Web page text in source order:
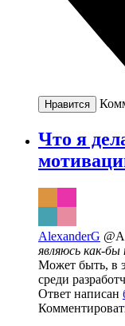
Нравится
Что я
AlexanderG
являюсь как-
Может быть, в
среди
Ответ написан